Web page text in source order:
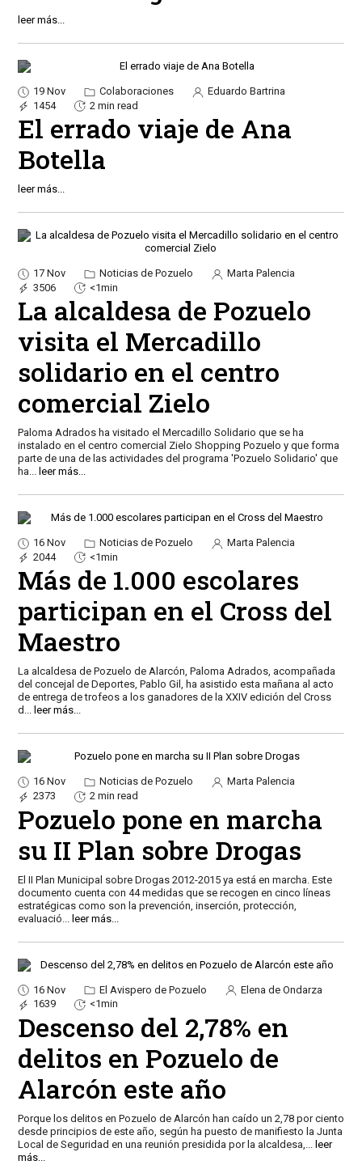
leer más...
19 Nov Colaboraciones
Eduardo Bartrina
1454
2 min read
El errado viaje de Ana
Botella
leer más...
17 Nov Noticias de Pozuelo
Marta Palencia
3506
<1min
La alcaldesa de Pozuelo
visita el Mercadillo
solidario en el centro
comercial Zielo
Paloma Adrados ha visitado el Mercadillo Solidario que se ha
instalado en el centro comercial Zielo Shopping Pozuelo y que forma
parte de una de las actividades del programa 'Pozuelo Solidario' que
ha... leer más...
16 Nov Noticias de Pozuelo
Marta Palencia
2044
<1min
Más de 1.000 escolares
participan en el Cross del
Maestro
La alcaldesa de Pozuelo de Alarcón, Paloma Adrados, acompañada
del concejal de Deportes, Pablo Gil, ha asistido esta mañana al acto
de entrega de trofeos a los ganadores de la XXIV edición del Cross
d ... leer más...
16 Nov Noticias de Pozuelo
Marta Palencia
2373
2 min read
Pozuelo pone en marcha
su II Plan sobre Drogas
El II Plan Municipal sobre Drogas 2012-2015 ya está en marcha. Este
documento cuenta con 44 medidas que se recogen en cinco líneas
estratégicas como son la prevención, inserción, protección,
evaluació
leer más...
16 Nov El Avispero de Pozuelo
Elena de Ondarza
1639
<1min
Descenso del 2,78% en
delitos en Pozuelo de
Alarcón este año
Porque los delitos en Pozuelo de Alarcón han caído un 2,78 por ciento
desde principios de este año, según ha puesto de manifiesto la Junta
Local de Seguridad en una reunión presidida por la alcaldesa,
leer
más...